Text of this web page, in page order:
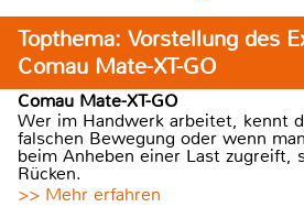
Topthema: Vorstellung des
Comau Mate-XT-GO
Comau Mate-XT-GO
Wer im Handwerk arbeitet, kennt
falschen Bewegung oder wenn
beim Anheben einer Last zugreift,
Rücken.
>> Mehr erfahren